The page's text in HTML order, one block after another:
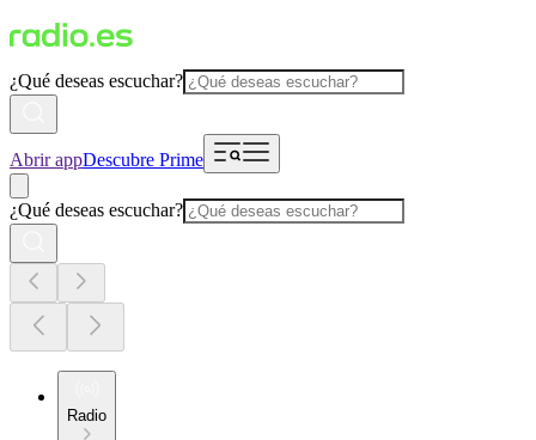
¿Qué deseas escuchar?
Abrir appDescubre Prime
¿Qué deseas escuchar?
Radio